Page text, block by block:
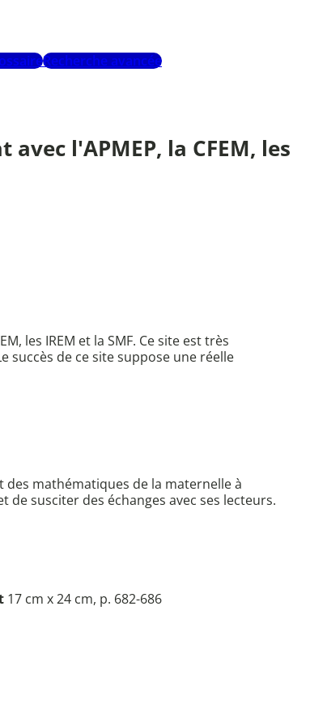
Recherche avancée
l'APMEP, la CFEM, les
les IREM et la SMF. Ce site est très
succès de ce site suppose une réelle
mathématiques de la maternelle à
susciter des échanges avec ses lecteurs.
17 cm x 24 cm, p. 682-686